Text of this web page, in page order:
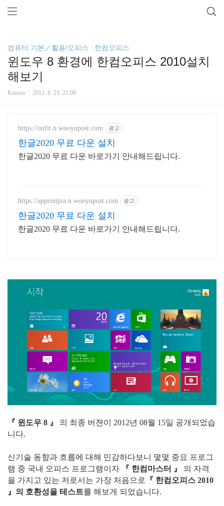
컴퓨터 기본／활용/오피스 : 한컴오피스
윈도우 8 환경에 한컴오피스 2010설치
해보기
Kinesis 2012. 8. 21. 21:08
https://onfit.n.wooyupost.com 광고
한글2020 무료 다운 설치
한글2020 무료 다운 바로가기 안내해드립니다.
https://apprintpia.n.wooyupost.com 광고
한글2020 무료 다운 설치
한글2020 무료 다운 바로가기 안내해드립니다.
『 윈도우 8 』
의 최종 버젼이 2012년 08월 15일 공개되었습
니다.
신기술 동향과 흐름에 대해 민감하다보니 몇몇 중요 프로그
램 중 국내 오피스 프로그램이자
『 한컴마스터 』
의 자격
을 가지고 있는 저로서는 가장 처음으로
『 한컴오피스 2010
』의 호환성을 테스트를 해보게 되었습니다.